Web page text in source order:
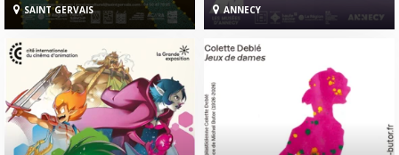
SAINT GERVAIS
ANNECY